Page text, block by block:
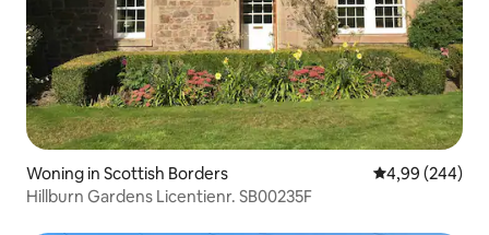
Woning in Scottish Borders Gemiddelde
4,99 (244)
Hillburn Gardens Licentienr. SB00235F